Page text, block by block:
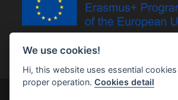
We use cookies!
Hi, this website uses essential
proper operation.Cookies detail